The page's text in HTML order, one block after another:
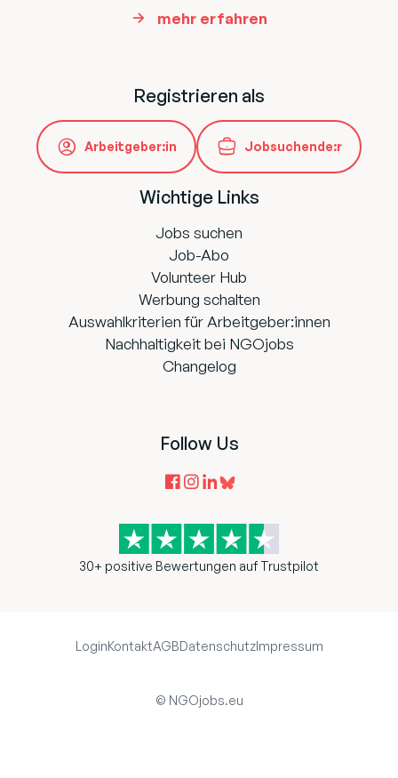
mehr erfahren
Registrieren als
Arbeitgeber:in Jobsuchende:r
Wichtige Links
Jobs suchen
Job-Abo
Volunteer Hub
Werbung schalten
Auswahlkriterien für Arbeitgeber:innen
Nachhaltigkeit bei NGOjobs
Changelog
Follow Us
30+ positive Bewertungen auf Trustpilot
LoginKontaktAGBDatenschutzImpressum
© NGOjobs.eu